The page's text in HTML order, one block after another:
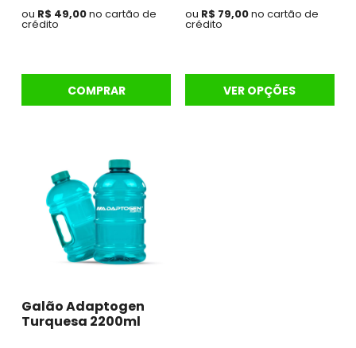
ou R$ 49,00no cartão de
crédito
COMPRAR
ou R$ 79,00no cartão de
crédito
VER OPÇÕES
Galão Adaptogen
Turquesa 2200ml